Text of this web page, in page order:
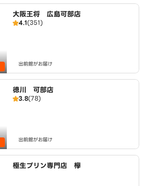
大阪王将 広島可部店
4.1(351)
出前館がお届け
徳川 可部店
3.8(78)
出前館がお届け
極生プリン専門店 欅